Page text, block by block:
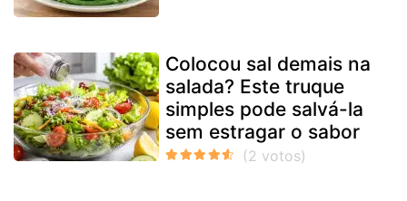
Colocou sal demais na
salada? Este truque
simples pode salvá-la
sem estragar o sabor